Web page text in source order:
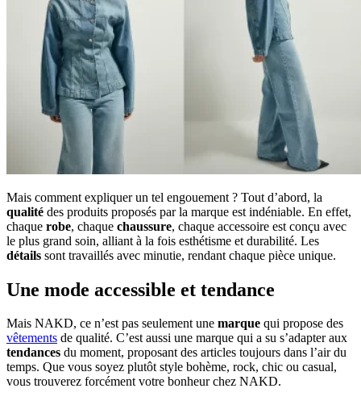
Mais comment expliquer un tel engouement ? Tout d’abord, la
qualité des produits proposés par la marque est indéniable. En effet,
chaque robe, chaque chaussure, chaque accessoire est conçu avec
le plus grand soin, alliant à la fois esthétisme et durabilité. Les
détails sont travaillés avec minutie, rendant chaque pièce unique.
Une mode accessible et tendance
Mais NAKD, ce n’est pas seulement une marque qui propose des
vêtements de qualité. C’est aussi une marque qui a su s’adapter aux
tendances du moment, proposant des articles toujours dans l’air du
temps. Que vous soyez plutôt style bohème, rock, chic ou casual,
vous trouverez forcément votre bonheur chez NAKD.